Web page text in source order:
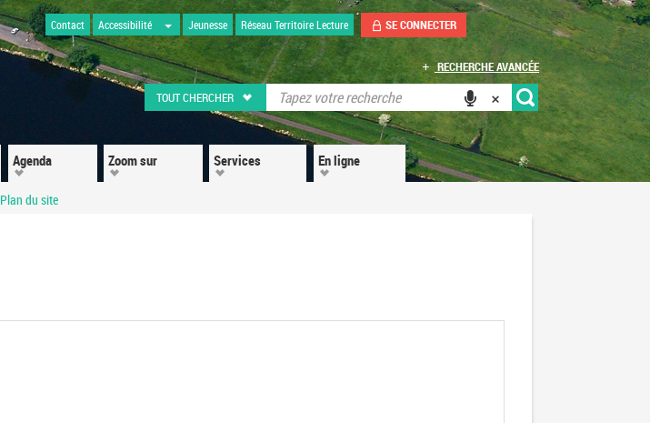
Contact Accessibilité Jeunesse Réseau Territoire Lecture SE CONNECTER
TOUT CHERCHER
RECHERCHE AVANCÉE
Plan du site
Agenda Zoom sur Services En ligne